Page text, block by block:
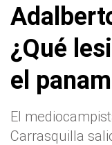
¿Qué
el
El
Carrasquilla